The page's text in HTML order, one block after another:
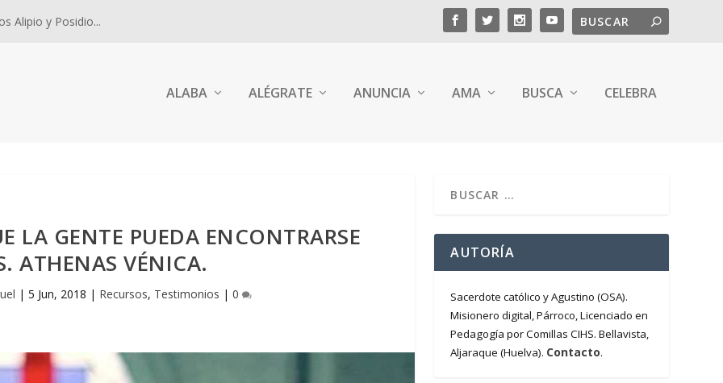
Alipio y Posidio...
ALABA ALÉGRATE ANUNCIA AMA BUSCA CELEBRA
LA GENTE PUEDA ENCONTRARSE
ATHENAS VÉNICA.
|5 Jun, 2018 | Recursos, Testimonios |0
AUTORÍA
Sacerdote católico y Agustino (OSA).
Misionero digital, Párroco, Licenciado en
Pedagogía por Comillas CIHS. Bellavista,
Aljaraque (Huelva). Contacto.